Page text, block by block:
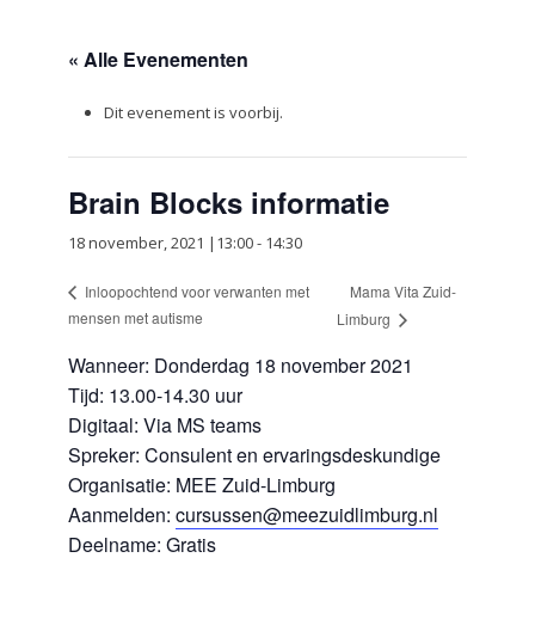
« Alle Evenementen
Dit evenement is voorbij.
Brain Blocks informatie
18 november, 2021 |13:00- 14:30
Inloopochtend voor verwanten met
mensen met autisme
Mama Vita Zuid-
Limburg
Wanneer: Donderdag 18 november 2021
Tijd: 13.00-14.30 uur
Digitaal: Via MS teams
Spreker: Consulent en ervaringsdeskundige
Organisatie: MEE Zuid-Limburg
Aanmelden: cursussen@meezuidlimburg.nl
Deelname: Gratis